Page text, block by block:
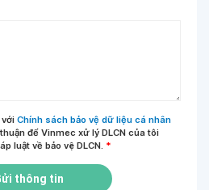
với Chính sách bảo vệ dữ liệu cá nhân
để Vinmec xử lý DLCN của tôi
luật về bảo vệ DLCN. *
thông tin